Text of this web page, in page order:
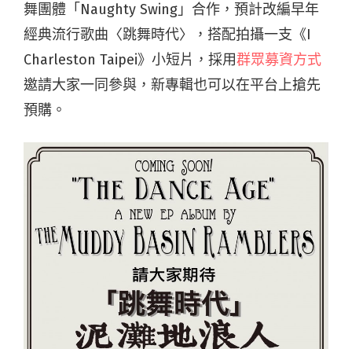
舞團體「Naughty Swing」合作，預計改編早年
經典流行歌曲〈跳舞時代〉，搭配拍攝一支《I
Charleston Taipei》小短片，採用群眾募資方式
邀請大家一同參與，新專輯也可以在平台上搶先
預購。